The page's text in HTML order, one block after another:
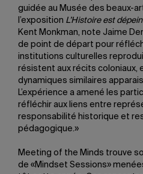
guidée au Musée des beaux-
l’exposition L’Histoire est
Kent Monkman, note Jaime
de point de départ pour
institutions culturelles
résistent aux récits coloniaux,
dynamiques similaires
L’expérience a amené les
réfléchir aux liens entre
responsabilité historique et
pédagogique.»
Meeting of the Minds trouve
de «Mindset Sessions»